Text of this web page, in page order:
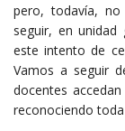
pero, todavía,
seguir, en unidad
este intento de
Vamos a seguir
docentes
reconociendo